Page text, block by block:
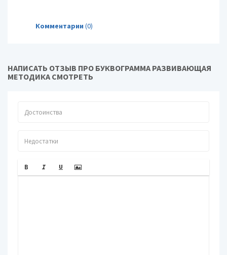
Комментарии (0)
НАПИСАТЬ ОТЗЫВ ПРО БУКВОГРАММА РАЗВИВАЮЩАЯ
МЕТОДИКА СМОТРЕТЬ